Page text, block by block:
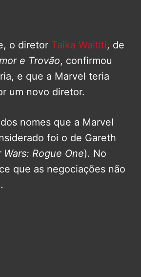
o diretor Taika Waititi, de
e Trovão, confirmou
e que a Marvel teria
um novo diretor.
nomes que a Marvel
foi o de Gareth
Wars: Rogue One). No
que as negociações não